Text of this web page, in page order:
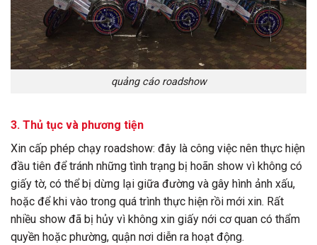
quảng cáo roadshow
3. Thủ tục và phương tiện
Xin cấp phép chạy roadshow: đây là công việc nên thực hiện
đầu tiên để tránh những tình trạng bị hoãn show vì không có
giấy tờ, có thể bị dừng lại giữa đường và gây hình ảnh xấu,
hoặc để khi vào trong quá trình thực hiện rồi mới xin. Rất
nhiều show đã bị hủy vì không xin giấy nới cơ quan có thẩm
quyền hoặc phường, quận nơi diễn ra hoạt động.